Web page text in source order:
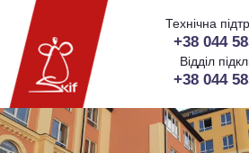
Технічна
+38 044
Відділ
+38 044